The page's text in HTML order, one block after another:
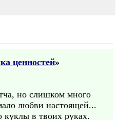
ценностей»
но слишком много
любви настоящей...
куклы в твоих руках.